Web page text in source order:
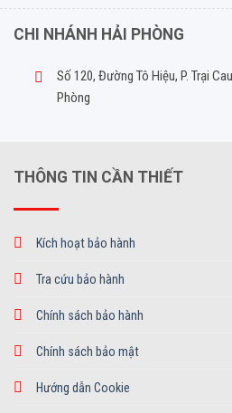
CHI NHÁNH HẢI PHÒNG
Số 120, Đường Tô Hiệu, P. Trại
Phòng
THÔNG TIN CẦN THIẾT
Kích hoạt bảo hành
Tra cứu bảo hành
Chính sách bảo hành
Chính sách bảo mật
Hướng dẫn Cookie